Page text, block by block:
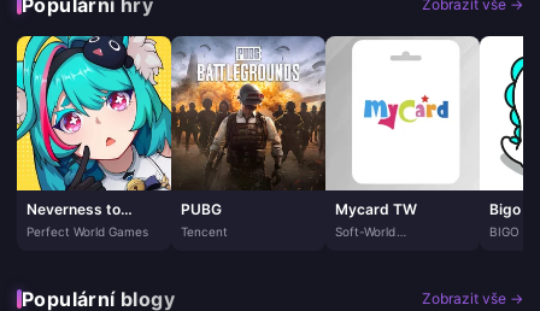
Populární hry Zobrazit vše →
Neverness to
Everness
Perfect World Games
PUBG
Tencent
Mycard TW
Soft-World
Bigo
BIGO
Populární blogy Zobrazit vše →